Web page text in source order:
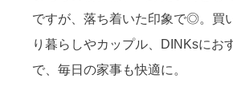
ですが、落ち着いた印象で◎。買
り暮らしやカップル、DINKsにお
で、毎日の家事も快適に。